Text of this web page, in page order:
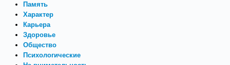
Память
Характер
Карьера
Здоровье
Общество
Психологические